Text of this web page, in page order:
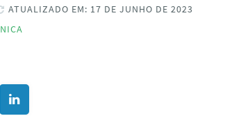
ATUALIZADO EM: 17 DE JUNHO DE 2023